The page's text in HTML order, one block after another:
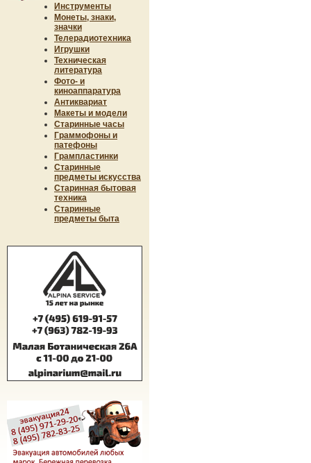
Инструменты
Монеты, знаки,
значки
Телерадиотехника
Игрушки
Техническая
литература
Фото- и
киноаппаратура
Антиквариат
Макеты и модели
Старинные часы
Граммофоны и
патефоны
Грампластинки
Старинные
предметы искусства
Старинная бытовая
техника
Старинные
предметы быта